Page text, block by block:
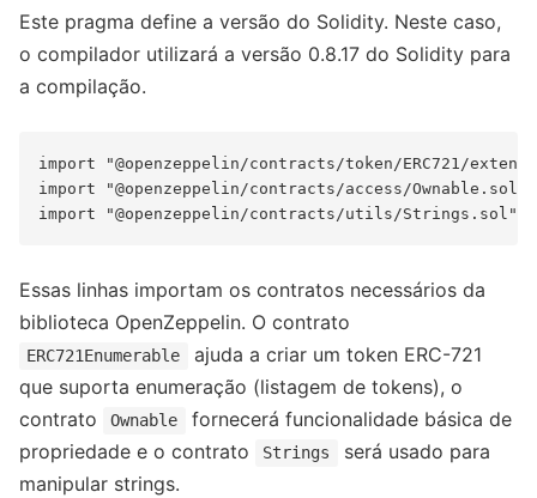
Este pragma define a versão do Solidity. Neste caso,
o compilador utilizará a versão 0.8.17 do Solidity para
a compilação.
import "@openzeppelin/contracts/token/ERC721/
import "@openzeppelin/contracts/access/Ownable.sol";
Essas linhas importam os contratos necessários da
biblioteca OpenZeppelin. O contrato
ERC721Enumerable
ajuda a criar um token ERC-721
que suporta enumeração (listagem de tokens), o
contrato
Ownable
fornecerá funcionalidade básica de
propriedade e o contrato
Strings
será usado para
manipular strings.